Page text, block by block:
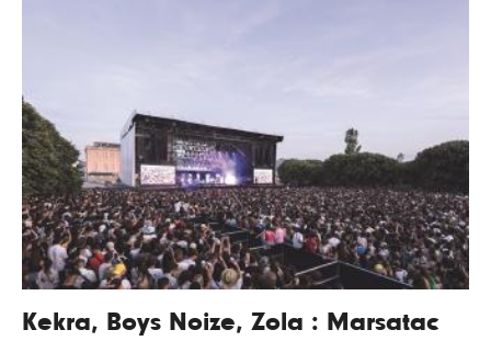
Kekra, Boys Noize, Zola : Marsatac